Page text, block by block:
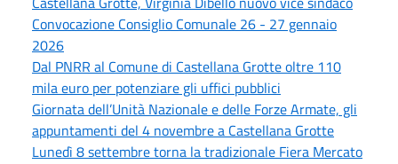
Convocazione Consiglio Comunale 26 - 27 gennaio
2026
Dal PNRR al Comune di Castellana Grotte oltre 110
mila euro per potenziare gli uffici pubblici
Giornata dell’Unità Nazionale e delle Forze Armate, gli
appuntamenti del 4 novembre a Castellana Grotte
Lunedì 8 settembre torna la tradizionale Fiera Mercato